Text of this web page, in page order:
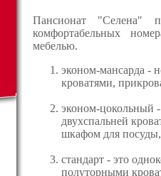
Пансионат "Селена"
комфортабельных
мебелью.
эконом-мансарда -
кроватями,
эконом-цокольный
двухспальней
шкафом для
стандарт - это
полуторными